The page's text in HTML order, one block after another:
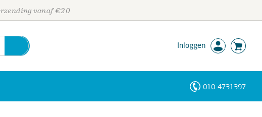
vanaf €20
Inloggen
010-4731397
Personen